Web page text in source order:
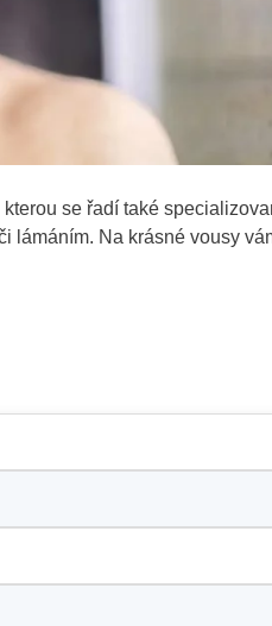
se řadí také
lámáním. Na krásné vousy